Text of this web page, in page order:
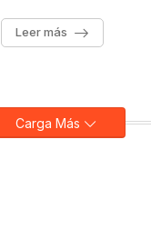
Leer más
Carga Más